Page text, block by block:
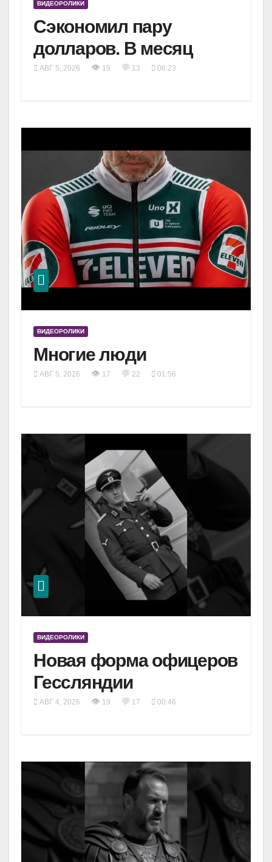
ВИДЕОРОЛИКИ
Сэкономил пару
долларов. В месяц
АВГ 5, 2026 👁 19 💬 13 06:23
ВИДЕОРОЛИКИ
Многие люди
АВГ 5, 2026 👁 17 💬 22 01:56
ВИДЕОРОЛИКИ
Новая форма офицеров
Гессляндии
АВГ 4, 2026 👁 19 💬 17 00:46